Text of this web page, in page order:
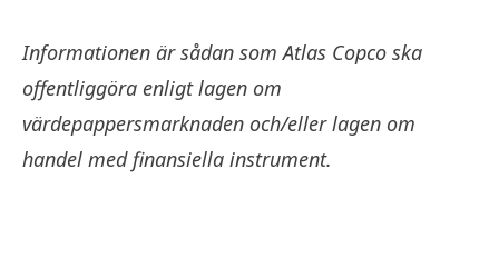
Informationen är sådan som Atlas Copco ska
offentliggöra enligt lagen om
värdepappersmarknaden och/eller lagen om
handel med finansiella instrument.